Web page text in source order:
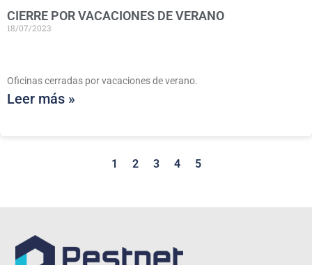
CIERRE POR VACACIONES DE VERANO
18/07/2023
Oficinas cerradas por vacaciones de verano.
Leer más »
1 2 3 4 5